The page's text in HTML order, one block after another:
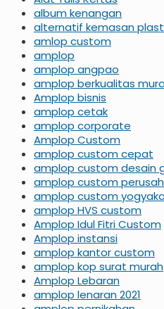
album kenangan
alternatif kemasan
amlop custom
amplop
amplop angpao
amplop berkualitas
Amplop bisnis
amplop cetak
amplop corporate
Amplop Custom
amplop custom cepat
amplop custom desain
amplop custom
amplop custom
amplop HVS custom
Amplop Idul Fitri Custom
Amplop instansi
amplop kantor custom
amplop kop surat murah
Amplop Lebaran
amplop lenaran 2021